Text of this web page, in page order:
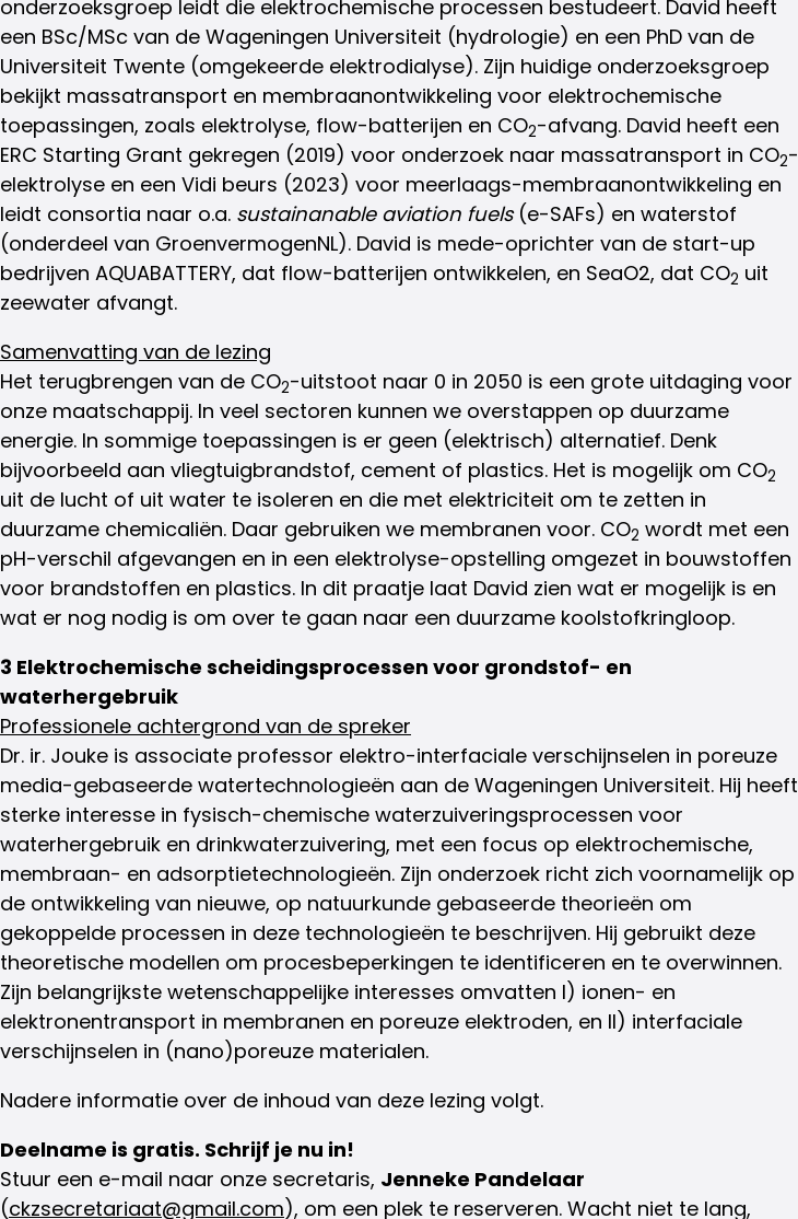
onderzoeksgroep leidt die elektrochemische processen bestudeert. David heeft
een BSc/MSc van de Wageningen Universiteit (hydrologie) en een PhD van de
Universiteit Twente (omgekeerde elektrodialyse). Zijn huidige onderzoeksgroep
bekijkt massatransport en membraanontwikkeling voor elektrochemische
toepassingen, zoals elektrolyse, flow-batterijen en CO2-afvang. David heeft een
ERC Starting Grant gekregen (2019) voor onderzoek naar massatransport in CO2-
elektrolyse en een Vidi beurs (2023) voor meerlaags-membraanontwikkeling en
leidt consortia naar o.a. sustainanable aviation fuels (e-SAFs) en waterstof
(onderdeel van GroenvermogenNL). David is mede-oprichter van de start-up
bedrijven AQUABATTERY, dat flow-batterijen ontwikkelen, en SeaO2, dat CO2 uit
zeewater afvangt.
Samenvatting van de lezing
Het terugbrengen van de CO2-uitstoot naar 0 in 2050 is een grote uitdaging voor
onze maatschappij. In veel sectoren kunnen we overstappen op duurzame
energie. In sommige toepassingen is er geen (elektrisch) alternatief. Denk
bijvoorbeeld aan vliegtuigbrandstof, cement of plastics. Het is mogelijk om CO2
uit de lucht of uit water te isoleren en die met elektriciteit om te zetten in
duurzame chemicaliën. Daar gebruiken we membranen voor. CO2 wordt met een
pH-verschil afgevangen en in een elektrolyse-opstelling omgezet in bouwstoffen
voor brandstoffen en plastics. In dit praatje laat David zien wat er mogelijk is en
wat er nog nodig is om over te gaan naar een duurzame koolstofkringloop.
3 Elektrochemische scheidingsprocessen voor grondstof- en
waterhergebruik
Professionele achtergrond van de spreker
Dr. ir. Jouke is associate professor elektro-interfaciale verschijnselen in poreuze
media-gebaseerde watertechnologieën aan de Wageningen Universiteit. Hij heeft
sterke interesse in fysisch-chemische waterzuiveringsprocessen voor
waterhergebruik en drinkwaterzuivering, met een focus op elektrochemische,
membraan- en adsorptietechnologieën. Zijn onderzoek richt zich voornamelijk op
de ontwikkeling van nieuwe, op natuurkunde gebaseerde theorieën om
gekoppelde processen in deze technologieën te beschrijven. Hij gebruikt deze
theoretische modellen om procesbeperkingen te identificeren en te overwinnen.
Zijn belangrijkste wetenschappelijke interesses omvatten I) ionen- en
elektronentransport in membranen en poreuze elektroden, en II) interfaciale
verschijnselen in (nano)poreuze materialen.
Nadere informatie over de inhoud van deze lezing volgt.
Deelname is gratis. Schrijf je nu in!
Stuur een e-mail naar onze secretaris, Jenneke Pandelaar
(ckzsecretariaat@gmail.com), om een plek te reserveren. Wacht niet te lang,